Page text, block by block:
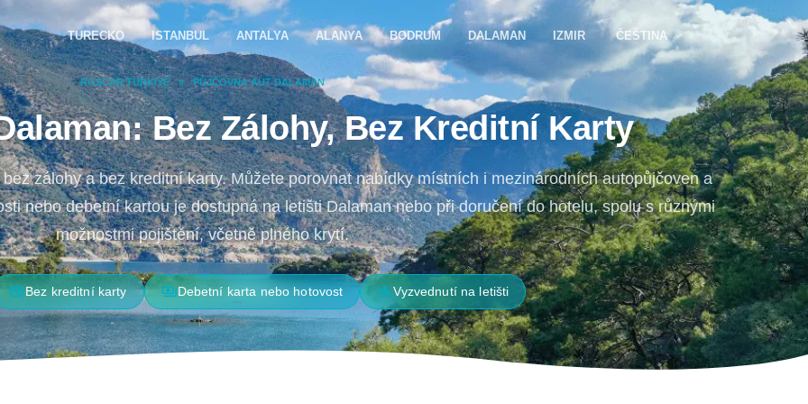
TURECKO ISTANBUL ANTALYA ALANYA BODRUM DALAMAN IZMIR ČEŠTINA
ROSCAR TÜRKIYE » PŮJČOVNA AUT DALAMAN
Bez Zálohy, Bez Kreditní Karty
zálohy a bez kreditní karty. Můžete porovnat nabídky místních i mezinárodních autopůjčoven a
nebo debetní kartou je dostupná na letišti Dalaman nebo při doručení do hotelu, spolu s různými
možnostmi pojištění, včetně plného krytí.
credit_card_offBez kreditní karty paymentsDebetní karta nebo hotovost flight_landVyzvednutí na letišti